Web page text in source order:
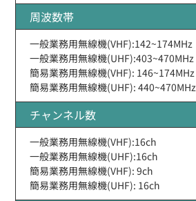
周波数帯
一般業務用無線機(VHF):142~174MHz
一般業務用無線機(UHF):403~470MHz
簡易業務用無線機(VHF): 146~174MHz
簡易業務用無線機(UHF): 440~470MHz
チャンネル数
一般業務用無線機(VHF):16ch
一般業務用無線機(UHF):16ch
簡易業務用無線機(VHF): 9ch
簡易業務用無線機(UHF): 16ch